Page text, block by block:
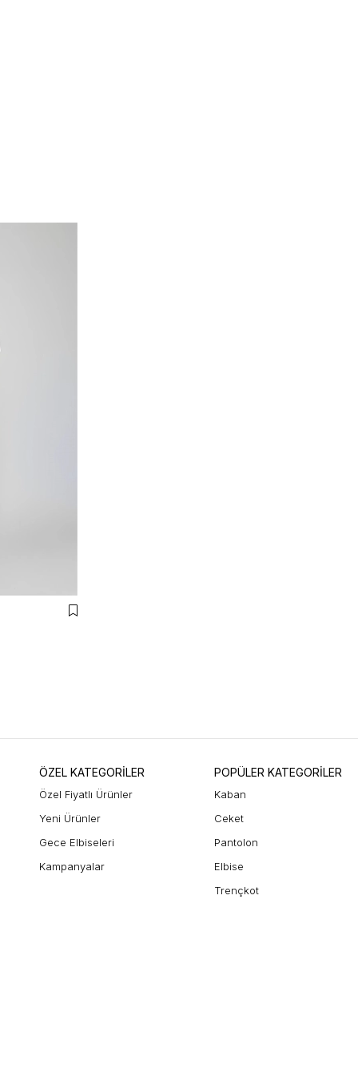
ÖZEL KATEGORİLER
Özel Fiyatlı Ürünler
Yeni Ürünler
Gece Elbiseleri
Kampanyalar
POPÜLER KATEGORİLER
Kaban
Ceket
Pantolon
Elbise
Trençkot